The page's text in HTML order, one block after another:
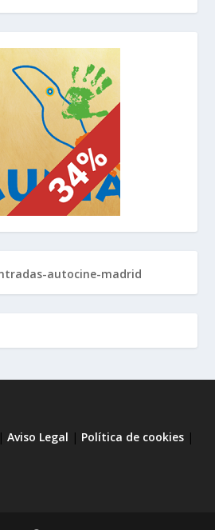
|Aviso Legal | Política de cookies |